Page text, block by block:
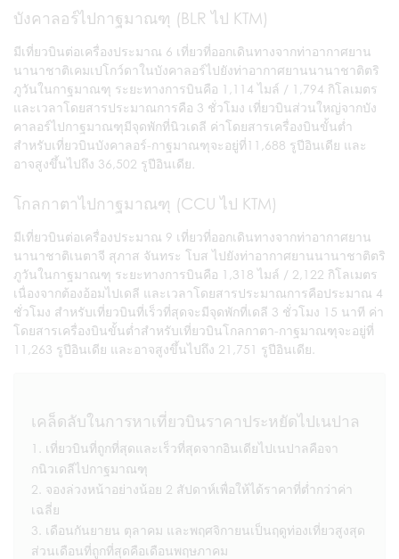
บังคาลอร์ไปกาฐมาณฑุ (BLR ไป KTM)
มีเที่ยวบินต่อเครื่องประมาณ 6 เที่ยวที่ออกเดินทางจากท่าอากาศยาน
นานาชาติเคมเปโกว์ดาในบังคาลอร์ไปยังท่าอากาศยานนานาชาติตริ
ภูวันในกาฐมาณฑุ ระยะทางการบินคือ 1,114 ไมล์ / 1,794 กิโลเมตร
และเวลาโดยสารประมาณการคือ 3 ชั่วโมง เที่ยวบินส่วนใหญ่จากบัง
คาลอร์ไปกาฐมาณฑุมีจุดพักที่นิวเดลี ค่าโดยสารเครื่องบินขั้นต่ำ
สำหรับเที่ยวบินบังคาลอร์-กาฐมาณฑุจะอยู่ที่ 11,688 รูปีอินเดีย และ
อาจสูงขึ้นไปถึง 36,502 รูปีอินเดีย
โกลกาตาไปกาฐมาณฑุ (CCU ไป KTM)
มีเที่ยวบินต่อเครื่องประมาณ 9 เที่ยวที่ออกเดินทางจากท่าอากาศยาน
นานาชาติเนตาจี สุภาส จันทระ โบส ไปยังท่าอากาศยานนานาชาติตริ
ภูวันในกาฐมาณฑุ ระยะทางการบินคือ 1,318 ไมล์ / 2,122 กิโลเมตร
เนื่องจากต้องอ้อมไปเดลี และเวลาโดยสารประมาณการคือประมาณ 4
ชั่วโมง สำหรับเที่ยวบินที่เร็วที่สุดจะมีจุดพักที่เดลี 3 ชั่วโมง 15 นาที ค่า
โดยสารเครื่องบินขั้นต่ำสำหรับเที่ยวบินโกลกาตา-กาฐมาณฑุจะอยู่ที่
11,263 รูปีอินเดีย และอาจสูงขึ้นไปถึง 21,751 รูปีอินเดีย
เคล็ดลับในการหาเที่ยวบินราคาประหยัดไปเนปาล
เที่ยวบินที่ถูกที่สุดและเร็วที่สุดจากอินเดียไปเนปาลคือจา
กนิวเดลีไปกาฐมาณฑุ
จองล่วงหน้าอย่างน้อย 2 สัปดาห์เพื่อให้ได้ราคาที่ต่ำกว่าค่า
เฉลี่ย
เดือนกันยายน ตุลาคม และพฤศจิกายนเป็นฤดูท่องเที่ยวสูงสุด
ส่วนเดือนที่ถูกที่สุดคือเดือนพฤษภาคม